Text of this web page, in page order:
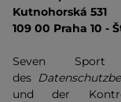
Kutnohorská 531
109 00 Praha 10 -
Seven
des
und der